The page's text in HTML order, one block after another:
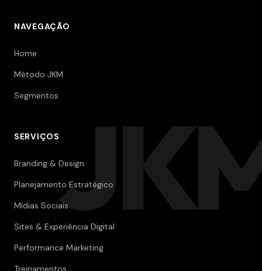
NAVEGAÇÃO
Home
Método JKM
Segmentos
SERVIÇOS
Branding & Design
Planejamento Estratégico
Mídias Sociais
Sites & Experiência Digital
Performance Marketing
Treinamentos